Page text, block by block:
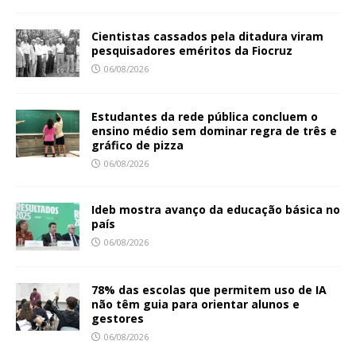
Cientistas cassados pela ditadura viram
pesquisadores eméritos da Fiocruz
06/08/2026
Estudantes da rede pública concluem o
ensino médio sem dominar regra de três e
gráfico de pizza
06/08/2026
Ideb mostra avanço da educação básica no
país
06/08/2026
78% das escolas que permitem uso de IA
não têm guia para orientar alunos e
gestores
06/08/2026